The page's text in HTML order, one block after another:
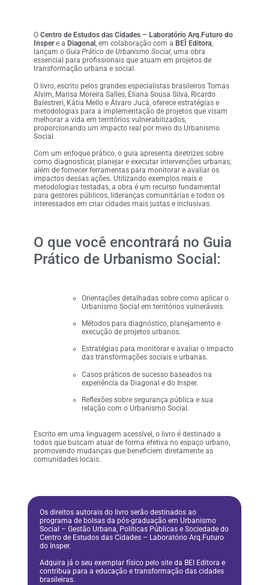
O Centro de Estudos das Cidades – Laboratório Arq.Futuro do
Inspere a Diagonal , em colaboração com a BEĨ Editora,
lançam o Guia Prático de Urbanismo Social, uma obra
essencial para profissionais que atuam em projetos de
transformação urbana e social.
O livro, escrito pelos grandes especialistas brasileiros Tomas
Alvim, Marisa Moreira Salles, Eliana Sousa Silva, Ricardo
Balestreri, Kátia Mello e Álvaro Jucá, oferece estratégias e
metodologias para a implementação de projetos que visam
melhorar a vida em territórios vulnerabilizados,
proporcionando um impacto real por meio do Urbanismo
Social.
Com um enfoque prático, o guia apresenta diretrizes sobre
como diagnosticar, planejar e executar intervenções urbanas,
além de fornecer ferramentas para monitorar e avaliar os
impactos dessas ações. Utilizando exemplos reais e
metodologias testadas, a obra é um recurso fundamental
para gestores públicos, lideranças comunitárias e todos os
interessados em criar cidades mais justas e inclusivas.
O que você encontrará no Guia
Prático de Urbanismo Social:
Orientações detalhadas sobre como aplicar o
Urbanismo Social em territórios vulneráveis.
Métodos para diagnóstico, planejamento e
execução de projetos urbanos.
Estratégias para monitorar e avaliar o impacto
das transformações sociais e urbanas.
Casos práticos de sucesso baseados na
experiência da Diagonal e do Insper.
Reflexões sobre segurança pública e sua
relação com o Urbanismo Social.
Escrito em uma linguagem acessível, o livro é destinado a
todos que buscam atuar de forma efetiva no espaço urbano,
promovendo mudanças que beneficiem diretamente as
comunidades locais.
Os direitos autorais do livro serão destinados ao
programa de bolsas da pós-graduação em Urbanismo
Social – Gestão Urbana, Políticas Públicas e Sociedade do
Centro de Estudos das Cidades – Laboratório Arq.Futuro
do Insper.
Adquira já o seu exemplar físico pelo site da BEI Editora e
contribua para a educação e transformação das cidades
brasileiras.